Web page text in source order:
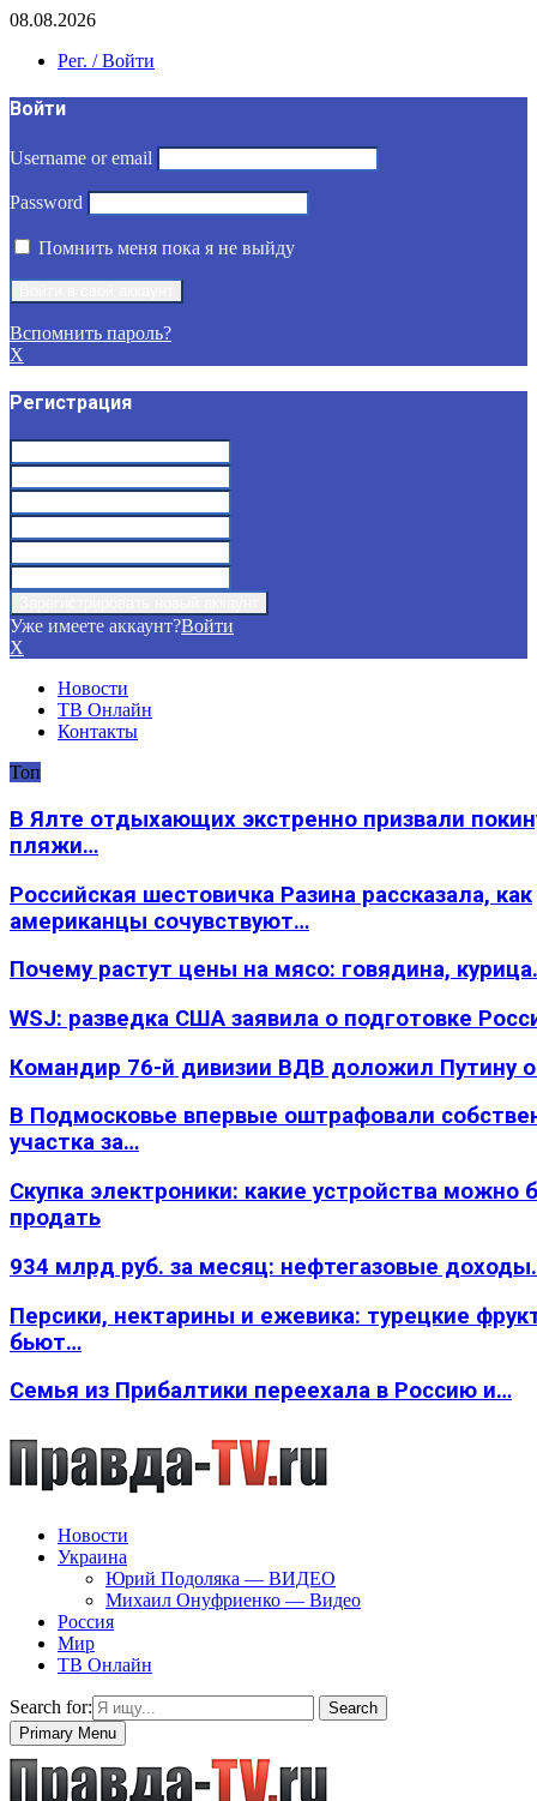
08.08.2026
Рег. / Войти
Войти
Username or email
Password
Помнить меня пока я не выйду
Вспомнить пароль?
X
Регистрация
Уже имеете аккаунт?Войти
X
Новости
ТВ Онлайн
Контакты
Топ
В Ялте отдыхающих экстренно призвали
пляжи…
Российская шестовичка Разина рассказала, как
американцы сочувствуют…
Почему растут цены на мясо: говядина,
WSJ: разведка США заявила о подготовке
Командир 76-й дивизии ВДВ доложил Путину
В Подмосковье впервые оштрафовали
участка за…
Скупка электроники: какие устройства можно
продать
934 млрд руб. за месяц: нефтегазовые
Персики, нектарины и ежевика: турецкие
бьют…
Семья из Прибалтики переехала в Россию и…
Новости
Украина
Юрий Подоляка — ВИДЕО
Михаил Онуфриенко — Видео
Россия
Мир
ТВ Онлайн
Search for:
Search
Primary Menu